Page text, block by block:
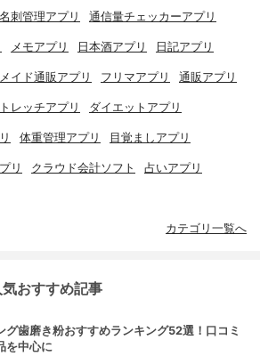
名刺管理アプリ 通信量チェッカーアプリ
メモアプリ 日本酒アプリ 日記アプリ
イド通販アプリ フリマアプリ 通販アプリ
レッチアプリ ダイエットアプリ
体重管理アプリ 目覚ましアプリ
リ クラウド会計ソフト 占いアプリ
カテゴリ一覧へ
おすすめ記事
グ歯磨き粉おすすめランキング52選！口コミ
を中心に